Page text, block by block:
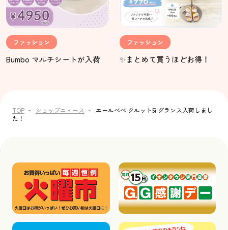
ファッション
Bumbo マルチシートが入荷
ファッション
✨まとめて買うほどお得！
TOP ショップニュース
エールべべ クルット5i グランス入荷しまし
た！